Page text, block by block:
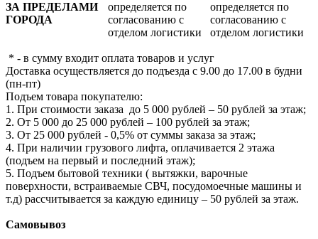
ЗА ПРЕДЕЛАМИ
ГОРОДА
определяется по
согласованию с
отделом логистики
определяется по
согласованию с
отделом логистики
* - в сумму входит оплата товаров и услуг
Доставка осуществляется до подъезда с 9.00 до 17.00 в будни
(пн-пт)
Подъем товара покупателю:
1. При стоимости заказа до 5 000 рублей – 50 рублей за этаж;
2. От 5 000 до 25 000 рублей – 100 рублей за этаж;
3. От 25 000 рублей - 0,5% от суммы заказа за этаж;
4. При наличии грузового лифта, оплачивается 2 этажа
(подъем на первый и последний этаж);
5. Подъем бытовой техники ( вытяжки, варочные
поверхности, встраиваемые СВЧ, посудомоечные машины и
т.д) рассчитывается за каждую единицу – 50 рублей за этаж.
Самовывоз